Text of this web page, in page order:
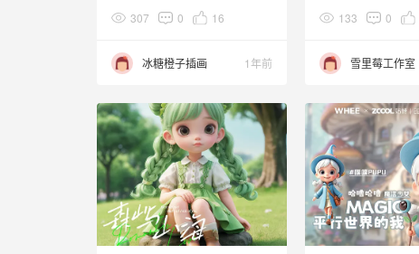
307 0 16
冰糖橙子插画 1年前
133 0
雪里莓工作室